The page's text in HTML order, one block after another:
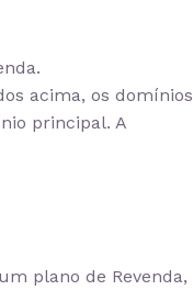
acima, os domínios
principal. A
plano de Revenda,